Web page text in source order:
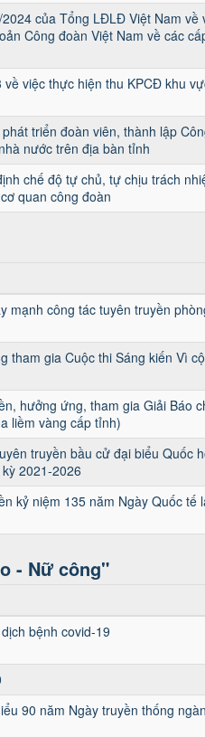
của Tổng LĐLĐ Việt Nam về
Công đoàn Việt Nam về các
việc thực hiện thu KPCĐ khu
triển đoàn viên, thành lập
nước trên địa bàn tỉnh
chế độ tự chủ, tự chịu trách
quan công đoàn
mạnh công tác tuyên truyền
tham gia Cuộc thi Sáng kiến Vì
hưởng ứng, tham gia Giải Báo
liềm vàng cấp tỉnh)
truyền bầu cử đại biểu Quốc
2021-2026
kỷ niệm 135 năm Ngày Quốc tế
- Nữ công"
bệnh covid-19
90 năm Ngày truyền thống